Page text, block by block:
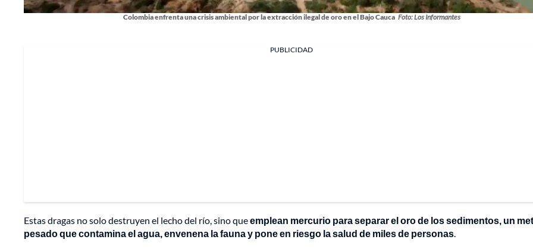
Colombia enfrenta una crisis ambiental por la extracción ilegal de oro en el Bajo Cauca Foto: Los Informantes
PUBLICIDAD
Estas dragas no solo destruyen el lecho del río, sino queemplean mercurio para separar el oro de los sedimentos, un
pesado que contamina el agua, envenena la fauna y pone en riesgo la salud de miles de personas.